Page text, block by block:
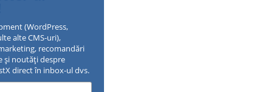
(WordPress,
alte CMS-uri),
recomandări
și noutăți despre
direct în inbox-ul dvs.